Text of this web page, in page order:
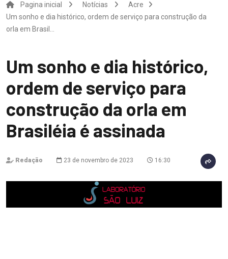
Pagina inicial Notícias
Acre
Um sonho e dia histórico, ordem de serviço para construção da
orla em Brasil...
Um sonho e dia histórico,
ordem de serviço para
construção da orla em
Brasiléia é assinada
Redação 23 de novembro de 2023 16:30